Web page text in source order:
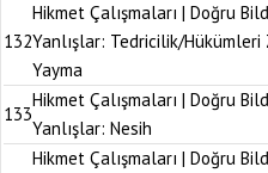
132
Hikmet Çalışmaları | Doğru
Yanlışlar: Tedricilik/Hükümleri
Yayma
133
Hikmet Çalışmaları | Doğru
Yanlışlar: Nesih
Hikmet Çalışmaları | Doğru